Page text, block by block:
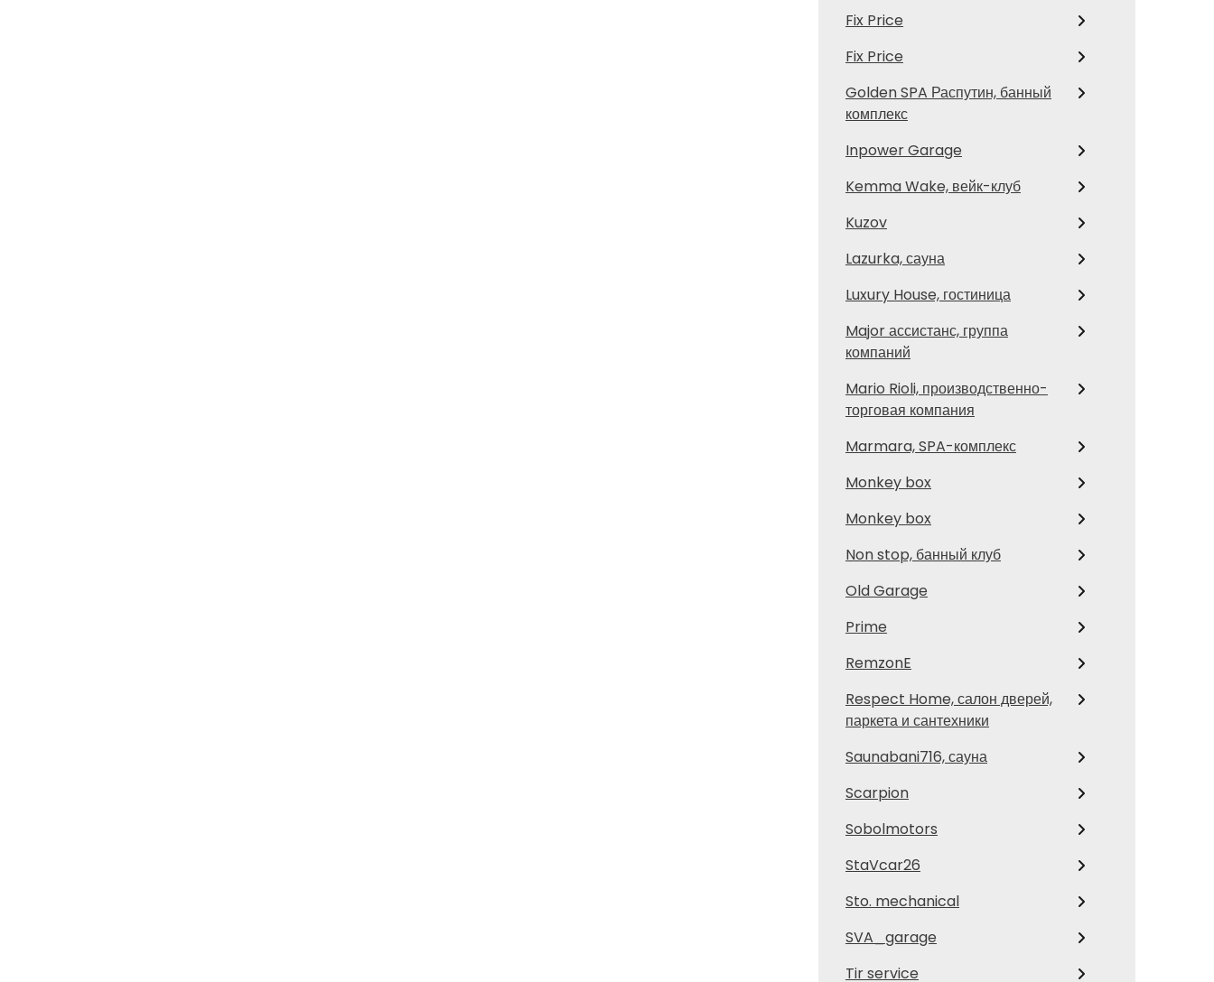
Fix Price
Fix Price
Golden SPA Распутин, банный
комплекс
Inpower Garage
Kemma Wake, вейк-клуб
Kuzov
Lazurka, сауна
Luxury House, гостиница
Major ассистанс, группа
компаний
Mario Rioli, производственно-
торговая компания
Marmara, SPA-комплекс
Monkey box
Monkey box
Non stop, банный клуб
Old Garage
Prime
RemzonE
Respect Home, салон дверей,
паркета и сантехники
Saunabani716, сауна
Scarpion
Sobolmotors
StaVcar26
Sto. mechanical
SVA_garage
Tir service